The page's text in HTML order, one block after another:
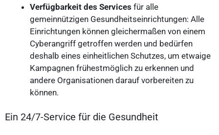
Verfügbarkeit des Services für alle
gemeinnützigen Gesundheitseinrichtungen: Alle
Einrichtungen können gleichermaßen von einem
Cyberangriff getroffen werden und bedürfen
deshalb eines einheitlichen Schutzes, um etwaige
Kampagnen frühestmöglich zu erkennen und
andere Organisationen darauf vorbereiten zu
können.
Ein 24/7-Service für die Gesundheit